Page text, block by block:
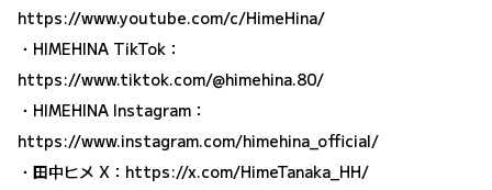
https://www.youtube.com/c/HimeHina/
・HIMEHINA TikTok：
https://www.tiktok.com/@himehina.80/
・HIMEHINA Instagram：
https://www.instagram.com/himehina_official/
・田中ヒメ X： https://x.com/HimeTanaka_HH/